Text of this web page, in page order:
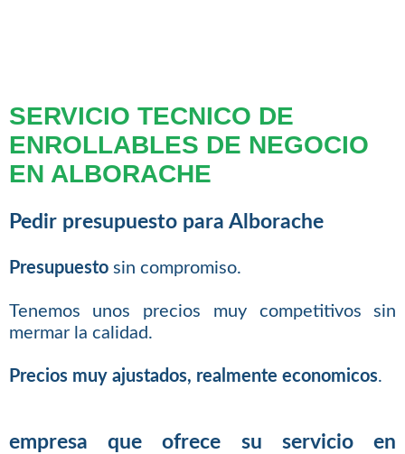
SERVICIO TECNICO DE
ENROLLABLES DE NEGOCIO
EN ALBORACHE
Pedir presupuesto para Alborache
Presupuestosin compromiso.
Tenemos unos precios muy competitivos sin
mermar la calidad.
Precios muy ajustados, realmente economicos.
empresa que ofrece su servicio en